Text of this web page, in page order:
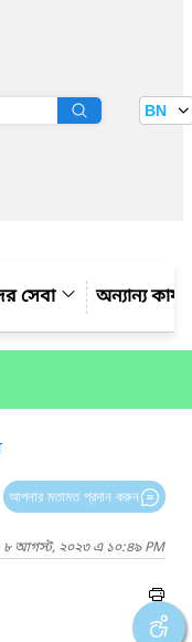
BN
সেবা অন্যান্য
আপনার মতামত প্রদান করুন
৮ আগস্ট, ২০২৩ এ ১০:৪৯ PM